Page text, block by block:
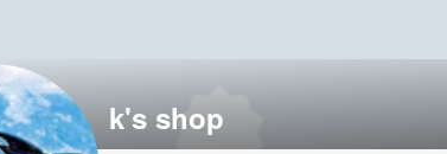
k's shop